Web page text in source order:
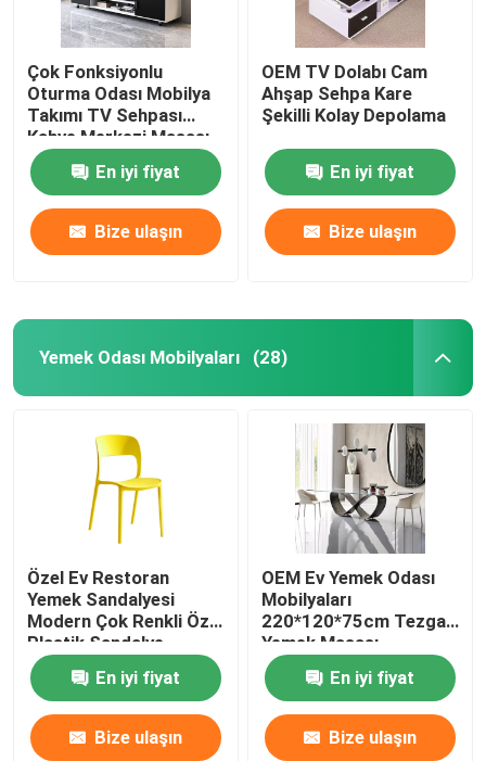
Çok Fonksiyonlu
Oturma Odası Mobilya
Takımı TV Sehpası
Kahve Merkezi Masası
En iyi fiyat
Bize ulaşın
OEM TV Dolabı Cam
Ahşap Sehpa Kare
Şekilli Kolay Depolama
En iyi fiyat
Bize ulaşın
Yemek Odası Mobilyaları (28)
Özel Ev Restoran
Yemek Sandalyesi
Modern Çok Renkli Özel
Plastik Sandalye
En iyi fiyat
Bize ulaşın
OEM Ev Yemek Odası
Mobilyaları
220*120*75cm Tezgah
Yemek Masası
En iyi fiyat
Bize ulaşın